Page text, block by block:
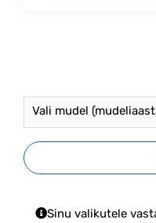
Vali mudel
Sinu valikutele